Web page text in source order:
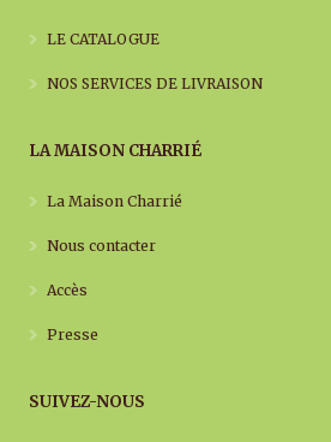
LE CATALOGUE
NOS SERVICES DE LIVRAISON
LA MAISON CHARRIÉ
La Maison Charrié
Nous contacter
Accès
Presse
SUIVEZ-NOUS